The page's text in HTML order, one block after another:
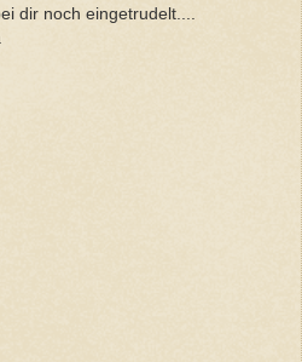
dir noch eingetrudelt....